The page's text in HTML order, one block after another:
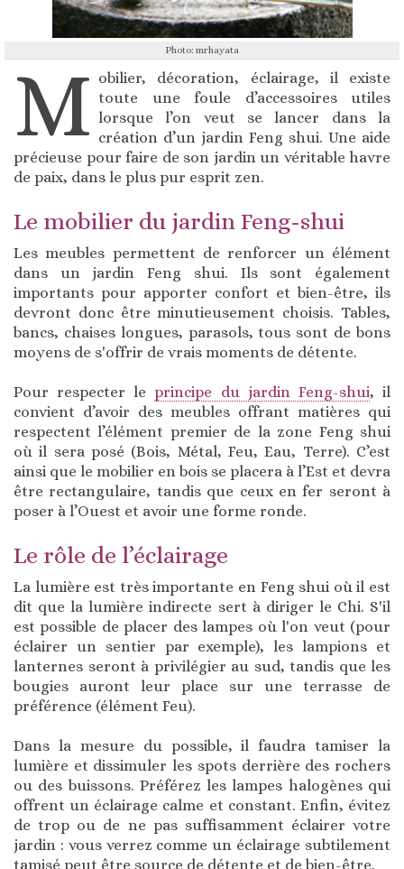
Photo: mrhayata
M obilier, décoration, éclairage, il existe
toute une foule d’accessoires utiles
lorsque l’on veut se lancer dans la
création d’un jardin Feng shui. Une aide
précieuse pour faire de son jardin un véritable havre
de paix, dans le plus pur esprit zen.
Le mobilier du jardin Feng-shui
Les meubles permettent de renforcer un élément
dans un jardin Feng shui. Ils sont également
importants pour apporter confort et bien-être, ils
devront donc être minutieusement choisis. Tables,
bancs, chaises longues, parasols, tous sont de bons
moyens de s'offrir de vrais moments de détente.
Pour respecter leprincipe du jardin Feng-shui, il
convient d’avoir des meubles offrant matières qui
respectent l’élément premier de la zone Feng shui
où il sera posé (Bois, Métal, Feu, Eau, Terre). C’est
ainsi que le mobilier en bois se placera à l’Est et devra
être rectangulaire, tandis que ceux en fer seront à
poser à l’Ouest et avoir une forme ronde.
Le rôle de l’éclairage
La lumière est très importante en Feng shui où il est
dit que la lumière indirecte sert à diriger le Chi. S'il
est possible de placer des lampes où l'on veut (pour
éclairer un sentier par exemple), les lampions et
lanternes seront à privilégier au sud, tandis que les
bougies auront leur place sur une terrasse de
préférence (élément Feu).
Dans la mesure du possible, il faudra tamiser la
lumière et dissimuler les spots derrière des rochers
ou des buissons. Préférez les lampes halogènes qui
offrent un éclairage calme et constant. Enfin, évitez
de trop ou de ne pas suffisamment éclairer votre
jardin : vous verrez comme un éclairage subtilement
tamisé peut être source de détente et de bien-être.